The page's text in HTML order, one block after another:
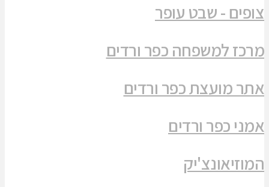
צופים - שבט עופר
מרכז למשפחה כפר ורדים
אתר מועצת כפר ורדים
אמני כפר ורדים
המוזיאונצ'יק